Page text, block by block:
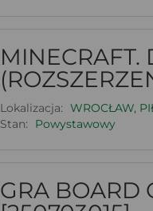
MINECRAFT.
Lokalizacja: WROCŁAW,
Stan:
Powystawowy
GRA BOARD